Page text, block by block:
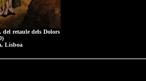
del retaule dels Dolors
Lisboa